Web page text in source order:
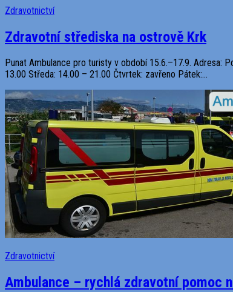
Zdravotnictví
Zdravotní střediska na ostrově Krk
Punat Ambulance pro turisty v období 15.6.–17.9. Adresa:
13.00 Středa: 14.00 – 21.00 Čtvrtek: zavřeno Pátek:...
Zdravotnictví
Ambulance – rychlá zdravotní pomoc